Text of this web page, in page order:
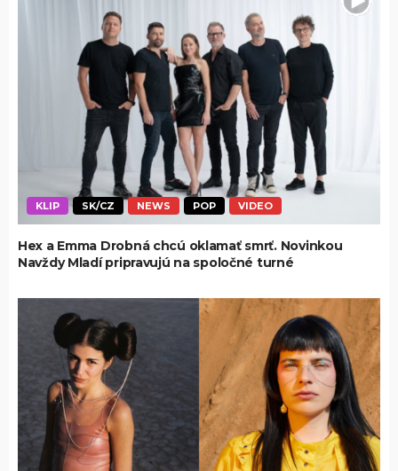
KLIP SK/CZ NEWS POP VIDEO
Hex a Emma Drobná chcú oklamať smrť. Novinkou
Navždy Mladí pripravujú na spoločné turné